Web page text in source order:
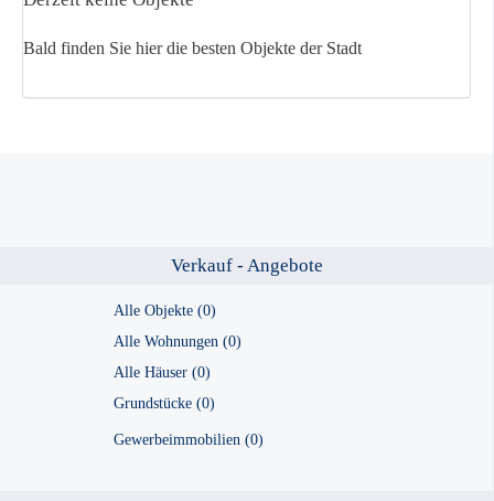
Bald finden Sie hier die besten Objekte der Stadt
Verkauf - Angebote
Alle Objekte (0)
Alle Wohnungen (0)
Alle Häuser (0)
Grundstücke (0)
Gewerbeimmobilien (0)